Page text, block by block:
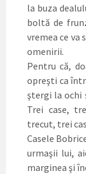
la buza
boltă de
vremea ce va
omenirii.
Pentru că,
opreşti ca
ştergi la ochi
Trei case,
trecut, trei
Casele
urmaşii lui,
marginea şi